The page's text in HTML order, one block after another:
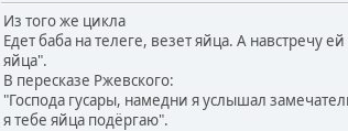
Из того же цикла
Едет баба на телеге, везет яйца. А навстречу
яйца".
В пересказе Ржевского:
"Господа гусары, намедни я услышал
я тебе яйца подёргаю".